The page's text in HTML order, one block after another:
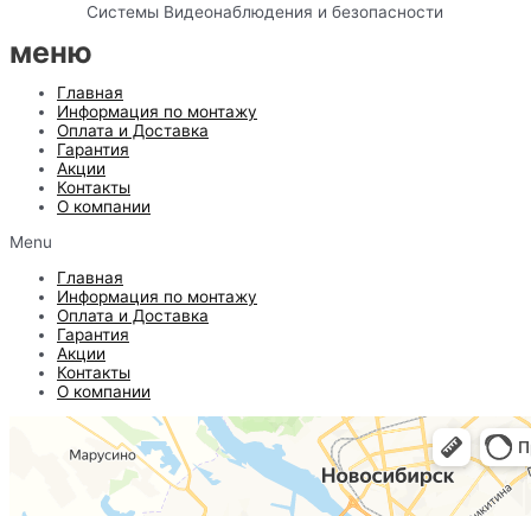
Системы Видеонаблюдения и безопасности
меню
Главная
Информация по монтажу
Оплата и Доставка
Гарантия
Акции
Контакты
О компании
Menu
Главная
Информация по монтажу
Оплата и Доставка
Гарантия
Акции
Контакты
О компании